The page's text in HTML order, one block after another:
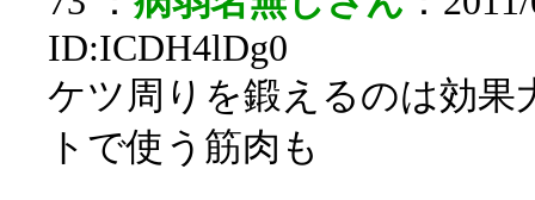
ID:ICDH4lDg0
ケツ周りを鍛えるのは効果
トで使う筋肉も